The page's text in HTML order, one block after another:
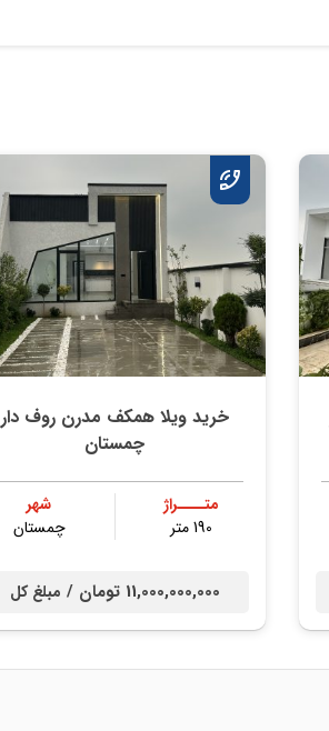
خرید ویلا همکف مدرن روف دار
چمستان
متــــراژ
190 متر
شهر
چمستان
11,000,000,000 تومان / مبلغ کل